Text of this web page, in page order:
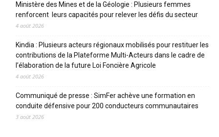
Ministère des Mines et de la Géologie : Plusieurs femmes
renforcent leurs capacités pour relever les défis du secteur
4 août 2026
Kindia : Plusieurs acteurs régionaux mobilisés pour restituer les
contributions de la Plateforme Multi-Acteurs dans le cadre de
l’élaboration de la future Loi Foncière Agricole
4 août 2026
Communiqué de presse : SimFer achève une formation en
conduite défensive pour 200 conducteurs communautaires
3 août 2026